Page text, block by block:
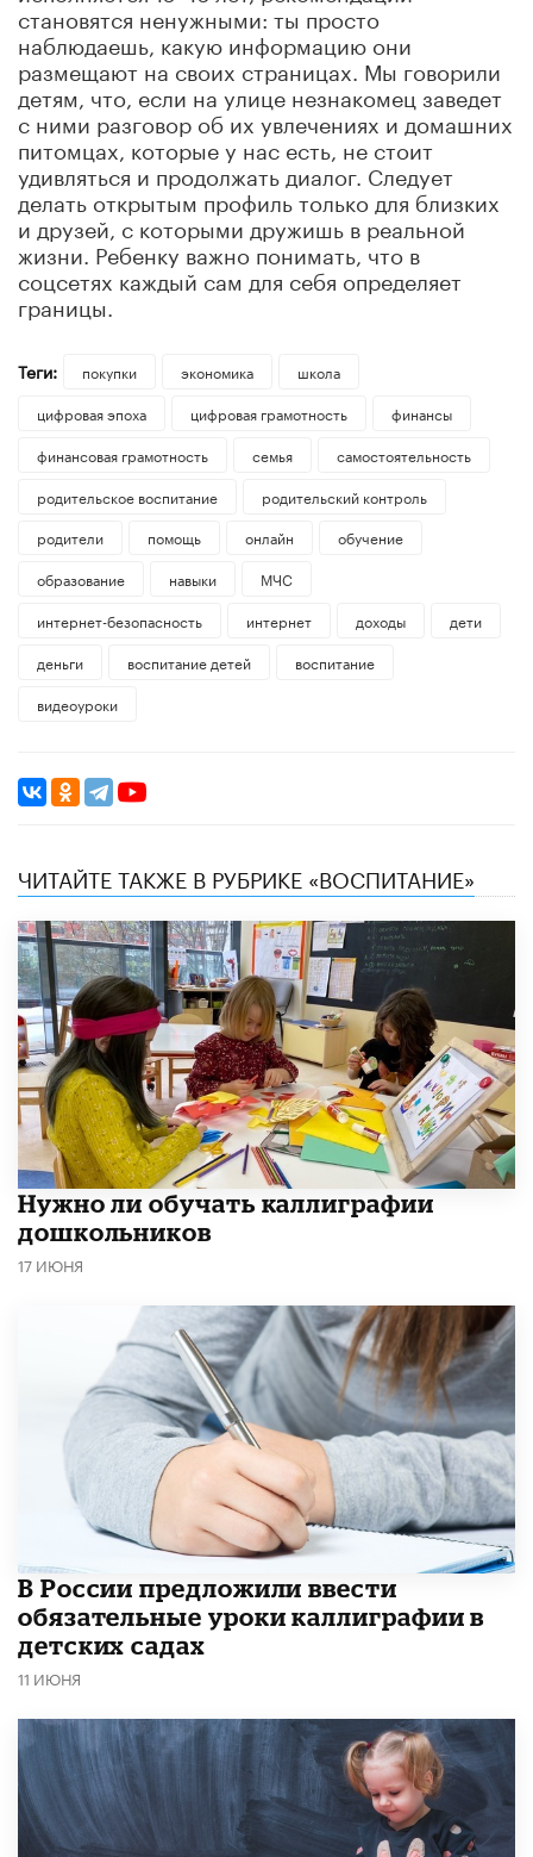
становятся ненужными: ты просто
наблюдаешь, какую информацию они
размещают на своих страницах. Мы говорили
детям, что, если на улице незнакомец заведет
с ними разговор об их увлечениях и домашних
питомцах, которые у нас есть, не стоит
удивляться и продолжать диалог. Следует
делать открытым профиль только для близких
и друзей, с которыми дружишь в реальной
жизни. Ребенку важно понимать, что в
соцсетях каждый сам для себя определяет
границы.
Теги: покупки экономика
школа
цифровая эпоха
цифровая грамотность
финансы
финансовая грамотность
семья
самостоятельность
родительское воспитание
родительский контроль
родители
помощь онлайн
обучение
образование
навыки
МЧС
интернет-безопасность
интернет доходы
дети
деньги
воспитание детей
воспитание
видеоуроки
ЧИТАЙТЕ ТАКЖЕ В РУБРИКЕ «ВОСПИТАНИЕ»
Нужно ли обучать каллиграфии
дошкольников
17 ИЮНЯ
В России предложили ввести
обязательные уроки каллиграфии в
детских садах
11 ИЮНЯ